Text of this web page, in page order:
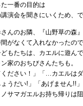
一番の目的は
演会を聞きにいくため、で
んのお隣、『山野草の森』
がなくて入れなかったの
もたちは、カエルに遊ん
家のおちびさんたちも。
ください！」「…カエルはダ
ょうだい!」「あげません!!」
サマガエルお持ち帰りは